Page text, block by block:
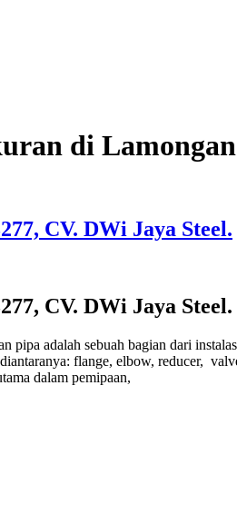
di Lamongan
CV. DWi Jaya Steel.
CV. DWi Jaya Steel.
adalah sebuah bagian dari
flange, elbow, reducer,
dalam pemipaan,